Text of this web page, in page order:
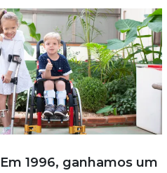
1996, ganhamos um